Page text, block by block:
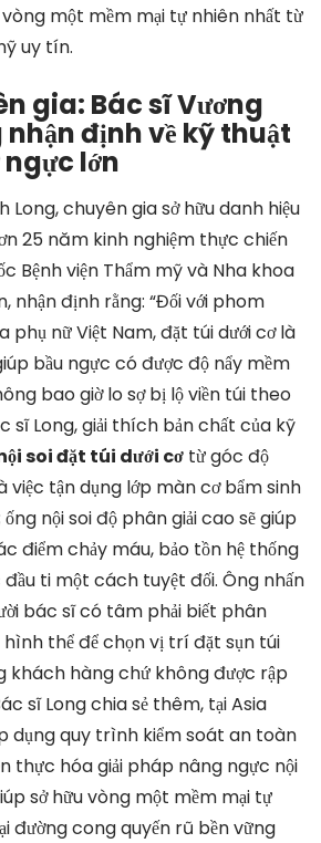
vòng một mềm mại tự nhiên nhất từ
uy tín.
gia: Bác sĩ Vương
định về kỹ thuật
lớn
Long, chuyên gia sở hữu danh hiệu
25 năm kinh nghiệm thực chiến
Bệnh viện Thẩm mỹ và Nha khoa
nhận định rằng: “Đối với phom
phụ nữ Việt Nam, đặt túi dưới cơ là
bầu ngực có được độ nẩy mềm
bao giờ lo sợ bị lộ viền túi theo
sĩ Long, giải thích bản chất của kỹ
soi đặt túi dưới cơ từ góc độ
việc tận dụng lớp màn cơ bẩm sinh
nội soi độ phân giải cao sẽ giúp
điểm chảy máu, bảo tồn hệ thống
ti một cách tuyệt đối. Ông nhấn
bác sĩ có tâm phải biết phân
thể để chọn vị trí đặt sụn túi
khách hàng chứ không được rập
sĩ Long chia sẻ thêm, tại Asia
dụng quy trình kiểm soát an toàn
thực hóa giải pháp nâng ngực nội
sở hữu vòng một mềm mại tự
đường cong quyến rũ bền vững